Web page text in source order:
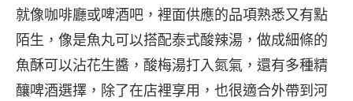
就像咖啡廳或啤酒吧，裡面供應的品項熟悉又有點
陌生，像是魚丸可以搭配泰式酸辣湯，做成細條的
魚酥可以沾花生醬，酸梅湯打入氮氣，還有多種精
釀啤酒選擇，除了在店裡享用，也很適合外帶到河